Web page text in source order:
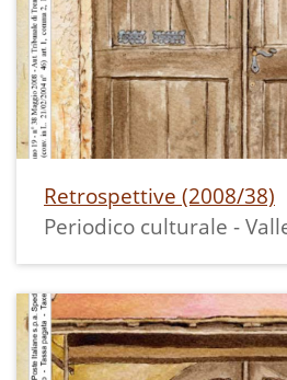
Retrospettive (2008/38)
Periodico culturale -